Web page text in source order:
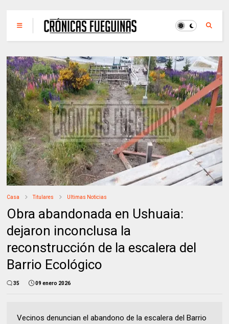
Casa Titulares Ultimas Noticias
Obra abandonada en Ushuaia:
dejaron inconclusa la
reconstrucción de la escalera del
Barrio Ecológico
35 09 enero 2026
Vecinos denuncian el abandono de la escalera del Barrio